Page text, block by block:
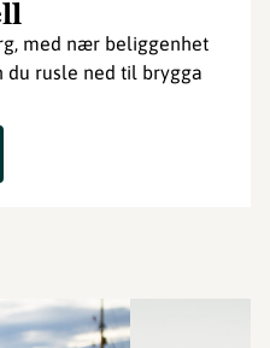
med nær beliggenhet
du rusle ned til brygga